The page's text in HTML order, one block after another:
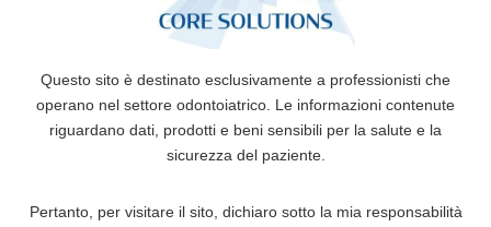
Questo sito è destinato esclusivamente a professionisti che
operano nel settore odontoiatrico. Le informazioni contenute
riguardano dati, prodotti e beni sensibili per la salute e la
sicurezza del paziente.
Pertanto, per visitare il sito, dichiaro sotto la mia responsabilità